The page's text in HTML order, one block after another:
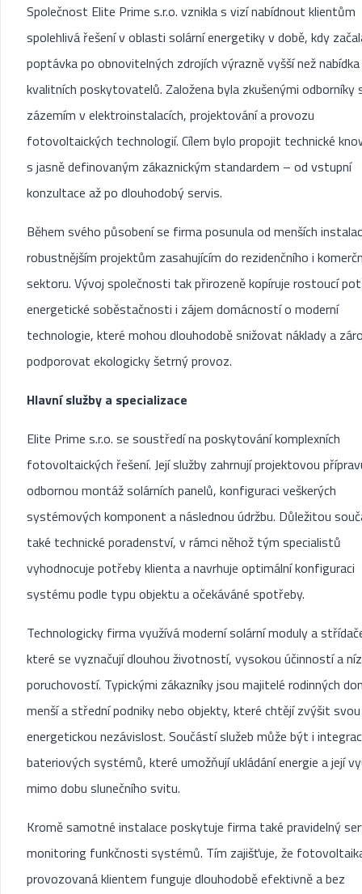
Společnost Elite Prime s.r.o. vznikla s vizí nabídnout klientům
spolehlivá řešení v oblasti solární energetiky v době, kdy
poptávka po obnovitelných zdrojích výrazně vyšší než nabídka
kvalitních poskytovatelů. Založena byla zkušenými odborníky
zázemím v elektroinstalacích, projektování a provozu
fotovoltaických technologií. Cílem bylo propojit technické
s jasně definovaným zákaznickým standardem – od vstupní
konzultace až po dlouhodobý servis.
Během svého působení se firma posunula od menších
robustnějším projektům zasahujícím do rezidenčního i
sektoru. Vývoj společnosti tak přirozeně kopíruje rostoucí
energetické soběstačnosti i zájem domácností o moderní
technologie, které mohou dlouhodobě snižovat náklady a
podporovat ekologicky šetrný provoz.
Hlavní služby a specializace
Elite Prime s.r.o. se soustředí na poskytování komplexních
fotovoltaických řešení. Její služby zahrnují projektovou
odbornou montáž solárních panelů, konfiguraci veškerých
systémových komponent a následnou údržbu. Důležitou
také technické poradenství, v rámci něhož tým specialistů
vyhodnocuje potřeby klienta a navrhuje optimální konfiguraci
systému podle typu objektu a očekáváné spotřeby.
Technologicky firma využívá moderní solární moduly a
které se vyznačují dlouhou životností, vysokou účinností a
poruchovostí. Typickými zákazníky jsou majitelé rodinných
menší a střední podniky nebo objekty, které chtějí zvýšit svou
energetickou nezávislost. Součástí služeb může být i
bateriových systémů, které umožňují ukládání energie a její
mimo dobu slunečního svitu.
Kromě samotné instalace poskytuje firma také pravidelný
monitoring funkčnosti systémů. Tím zajišťuje, že
provozovaná klientem funguje dlouhodobě efektivně a bez